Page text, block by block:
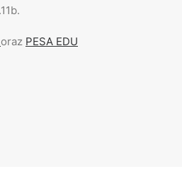
oraz PESA EDU